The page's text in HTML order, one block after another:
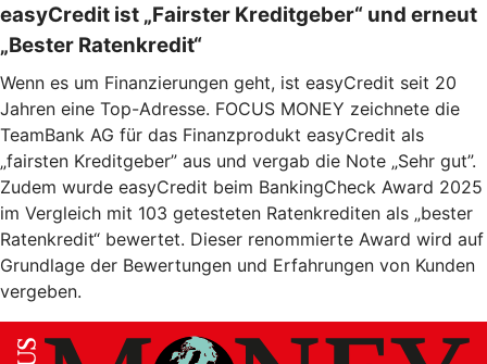
easyCredit ist „Fairster Kreditgeber“ und erneut
„Bester Ratenkredit“
Wenn es um Finanzierungen geht, ist easyCredit seit 20
Jahren eine Top-Adresse. FOCUS MONEY zeichnete die
TeamBank AG für das Finanzprodukt easyCredit als
„fairsten Kreditgeber” aus und vergab die Note „Sehr gut”.
Zudem wurde easyCredit beim BankingCheck Award 2025
im Vergleich mit 103 getesteten Ratenkrediten als „bester
Ratenkredit“ bewertet. Dieser renommierte Award wird auf
Grundlage der Bewertungen und Erfahrungen von Kunden
vergeben.